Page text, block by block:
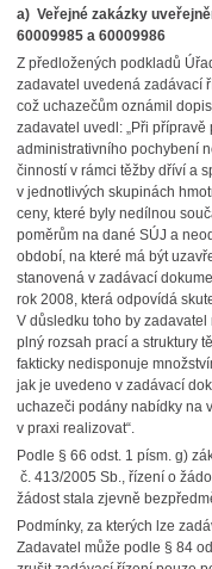
a) Veřejné zakázky
60009985 a 60009986
Z předložených podkladů
zadavatel uvedená zadávací
což uchazečům oznámil
zadavatel uvedl: „Při
administrativního pochybení
činností v rámci těžby dříví a
v jednotlivých skupinách
ceny, které byly nedílnou
poměrům na dané SÚJ a
období, na které má být
stanovená v zadávací
rok 2008, která odpovídá
V důsledku toho by
plný rozsah prací a struktury
fakticky nedisponuje
jak je uvedeno v zadávací
uchazeči podány nabídky na
v praxi realizovat“.
Podle § 66 odst. 1 písm. g)
č. 413/2005 Sb., řízení o
žádost stala zjevně
Podmínky, za kterých lze
Zadavatel může podle § 84